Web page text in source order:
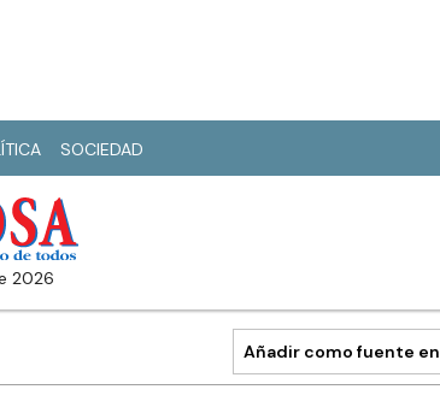
SOCIEDAD
2026
Añadir como fuente en